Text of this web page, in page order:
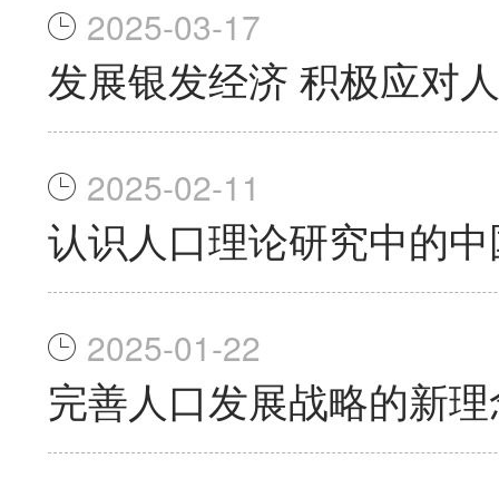
2025-03-17
发展银发经济 积极应对
2025-02-11
认识人口理论研究中的
2025-01-22
完善人口发展战略的新